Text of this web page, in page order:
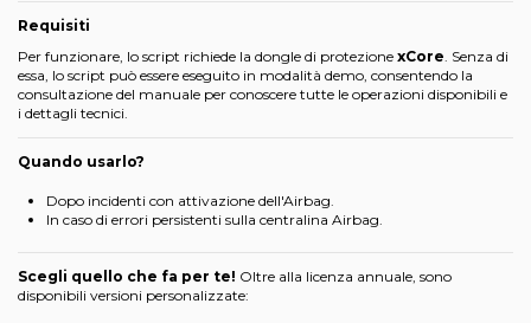
Requisiti
Per funzionare, lo script richiede la dongle di protezione xCore . Senza di
essa, lo script può essere eseguito in modalità demo, consentendo la
consultazione del manuale per conoscere tutte le operazioni disponibili e
i dettagli tecnici.
Quando usarlo?
Dopo incidenti con attivazione dell'Airbag.
In caso di errori persistenti sulla centralina Airbag.
Scegli quello che fa per te! Oltre alla licenza annuale, sono
disponibili versioni personalizzate: